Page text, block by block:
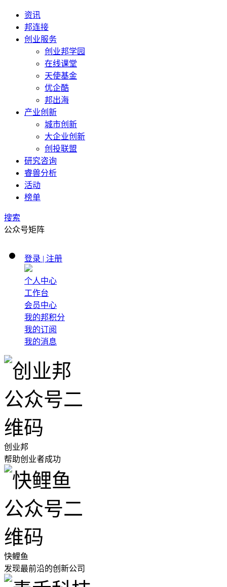
资讯
邦连接
创业服务
创业邦学园
在线课堂
天使基金
优企酷
邦出海
产业创新
城市创新
大企业创新
创投联盟
研究咨询
睿兽分析
活动
榜单
搜索
公众号矩阵
登录 | 注册
个人中心
工作台
会员中心
我的邦积分
我的订阅
我的消息
创业邦
帮助创业者成功
快鲤鱼
发现最前沿的创新公司